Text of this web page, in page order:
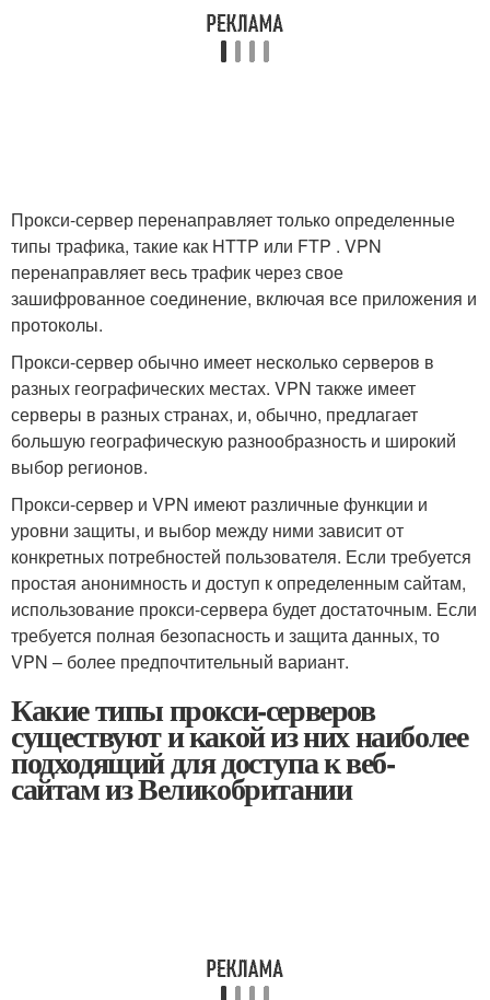
Прокси-сервер перенаправляет только определенные
типы трафика, такие как HTTP или FTP . VPN
перенаправляет весь трафик через свое
зашифрованное соединение, включая все приложения и
протоколы.
Прокси-сервер обычно имеет несколько серверов в
разных географических местах. VPN также имеет
серверы в разных странах, и, обычно, предлагает
большую географическую разнообразность и широкий
выбор регионов.
Прокси-сервер и VPN имеют различные функции и
уровни защиты, и выбор между ними зависит от
конкретных потребностей пользователя. Если требуется
простая анонимность и доступ к определенным сайтам,
использование прокси-сервера будет достаточным. Если
требуется полная безопасность и защита данных, то
VPN – более предпочтительный вариант.
Какие типы прокси-серверов
существуют и какой из них наиболее
подходящий для доступа к веб-
сайтам из Великобритании